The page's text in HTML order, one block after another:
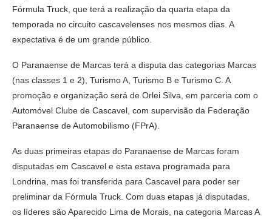
Fórmula Truck, que terá a realização da quarta etapa da
temporada no circuito cascavelenses nos mesmos dias. A
expectativa é de um grande público.
O Paranaense de Marcas terá a disputa das categorias Marcas
(nas classes 1 e 2), Turismo A, Turismo B e Turismo C. A
promoção e organização será de Orlei Silva, em parceria com o
Automóvel Clube de Cascavel, com supervisão da Federação
Paranaense de Automobilismo (FPrA).
As duas primeiras etapas do Paranaense de Marcas foram
disputadas em Cascavel e esta estava programada para
Londrina, mas foi transferida para Cascavel para poder ser
preliminar da Fórmula Truck. Com duas etapas já disputadas,
os líderes são Aparecido Lima de Morais, na categoria Marcas A